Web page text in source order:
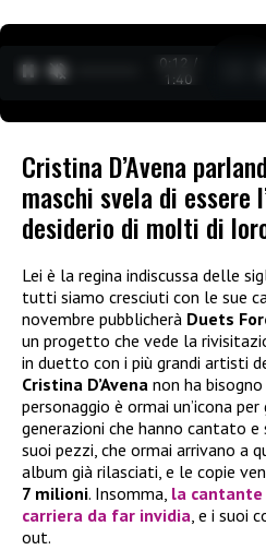
0:13 /
1:40
Cristina D’Avena
maschi svela di essere
desiderio di molti di
Lei è la regina indiscussa delle
tutti siamo cresciuti con le sue
novembre pubblicherà Duets
un progetto che vede la
in duetto con i più grandi artisti
Cristina D’Avena non ha
personaggio è ormai un’icona per
generazioni che hanno cantato
suoi pezzi, che ormai arrivano a
album già rilasciati, e le copie
7 milioni. Insomma, la cantante
carriera da far invidia, e i suoi
out.